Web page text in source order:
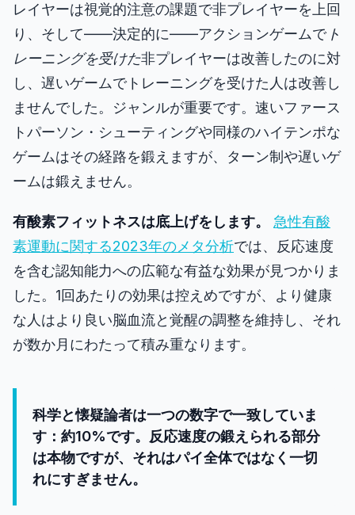
レイヤーは視覚的注意の課題で非プレイヤーを上回
り、そして――決定的に――アクションゲームでト
レーニングを受けた非プレイヤーは改善したのに対
し、遅いゲームでトレーニングを受けた人は改善し
ませんでした。ジャンルが重要です。速いファース
トパーソン・シューティングや同様のハイテンポな
ゲームはその経路を鍛えますが、ターン制や遅いゲ
ームは鍛えません。
有酸素フィットネスは底上げをします。
急性有酸
素運動に関する2023年のメタ分析では、反応速度
を含む認知能力への広範な有益な効果が見つかりま
した。1回あたりの効果は控えめですが、より健康
な人はより良い脳血流と覚醒の調整を維持し、それ
が数か月にわたって積み重なります。
科学と懐疑論者は一つの数字で一致していま
す：約10%です。反応速度の鍛えられる部分
は本物ですが、それはパイ全体ではなく一切
れにすぎません。